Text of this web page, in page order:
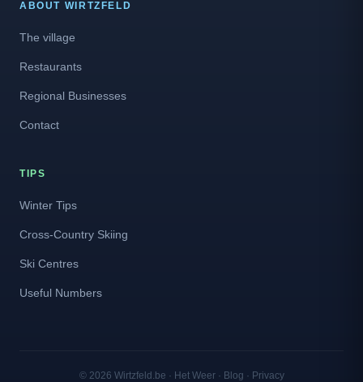
ABOUT WIRTZFELD
The village
Restaurants
Regional Businesses
Contact
TIPS
Winter Tips
Cross-Country Skiing
Ski Centres
Useful Numbers
© 2026 Wirtzfeld.be · Het Weer· Blog · Privacy